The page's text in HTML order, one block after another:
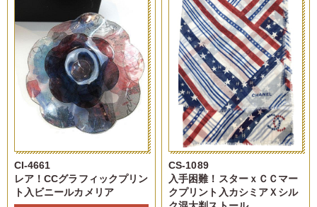
CI-4661
レア！CCグラフィックプリン
ト入ビニールカメリア
CS-1089
入手困難！スターｘＣＣマー
クプリント入カシミアＸシル